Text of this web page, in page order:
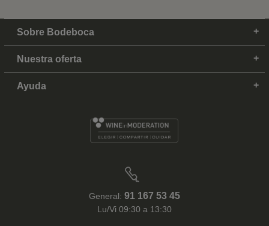
Sobre Bodeboca
Nuestra oferta
Ayuda
General: 91 167 53 45
Lu/Vi 09:30 a 13:30